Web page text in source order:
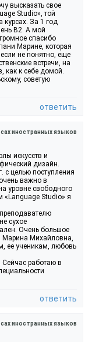
высказать свое
Studio», той
курсах. За 1 год
В2. А мой
спасибо
Марине, которая
не понятно, еще
встречи, на
как к себе домой.
советую
ответить
иностранных языков
искусств и
дизайн.
с целью поступления
важно в
уровне свободного
«Language Studio» я
сухое
Очень большое
Марина Михайловна,
ее ученикам, любовь
Сейчас работаю в
ответить
иностранных языков